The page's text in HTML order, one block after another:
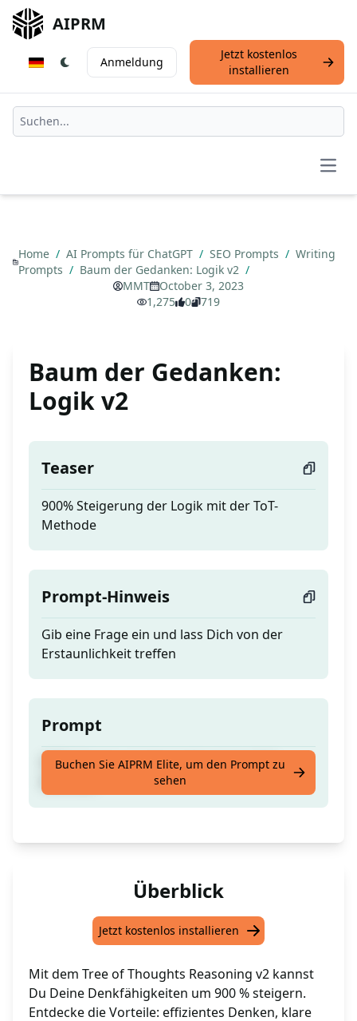
AIPRM
Anmeldung
Jetzt kostenlos
installieren
Home / AI Prompts für ChatGPT / SEO Prompts / Writing
Prompts / Baum der Gedanken: Logik v2 /
MMT
October 3, 2023
1,275
0 719
Baum der Gedanken:
Logik v2
Teaser
900% Steigerung der Logik mit der ToT-
Methode
Prompt-Hinweis
Gib eine Frage ein und lass Dich von der
Erstaunlichkeit treffen
Prompt
900% Steigerung der Logik mit der ToT-
Buchen Sie AIPRM Elite, um den Prompt zu
sehen
Überblick
Jetzt kostenlos installieren
Mit dem Tree of Thoughts Reasoning v2 kannst
Du Deine Denkfähigkeiten um 900 % steigern.
Entdecke die Vorteile: effizientes Denken, klare